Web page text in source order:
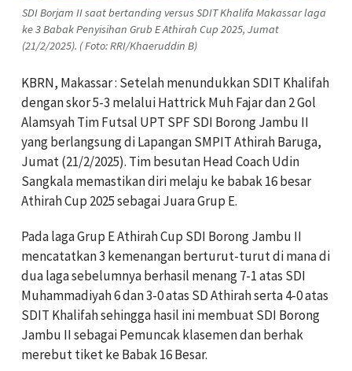
SDI Borjam II saat bertanding versus SDIT Khalifa Makassar laga
ke 3 Babak Penyisihan Grub E Athirah Cup 2025, Jumat
(21/2/2025). ( Foto: RRI/Khaeruddin B)
KBRN, Makassar : Setelah menundukkan SDIT Khalifah
dengan skor 5-3 melalui Hattrick Muh Fajar dan 2 Gol
Alamsyah Tim Futsal UPT SPF SDI Borong Jambu II
yang berlangsung di Lapangan SMPIT Athirah Baruga,
Jumat (21/2/2025). Tim besutan Head Coach Udin
Sangkala memastikan diri melaju ke babak 16 besar
Athirah Cup 2025 sebagai Juara Grup E.
Pada laga Grup E Athirah Cup SDI Borong Jambu II
mencatatkan 3 kemenangan berturut-turut di mana di
dua laga sebelumnya berhasil menang 7-1 atas SDI
Muhammadiyah 6 dan 3-0 atas SD Athirah serta 4-0 atas
SDIT Khalifah sehingga hasil ini membuat SDI Borong
Jambu II sebagai Pemuncak klasemen dan berhak
merebut tiket ke Babak 16 Besar.